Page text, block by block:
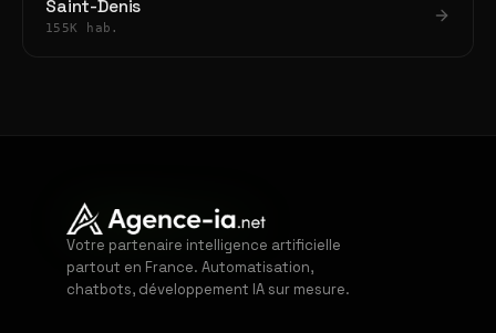
Saint-Denis
155K hab.
Votre partenaire intelligence artificielle
partout en France. Automatisation,
chatbots, développement IA sur mesure.